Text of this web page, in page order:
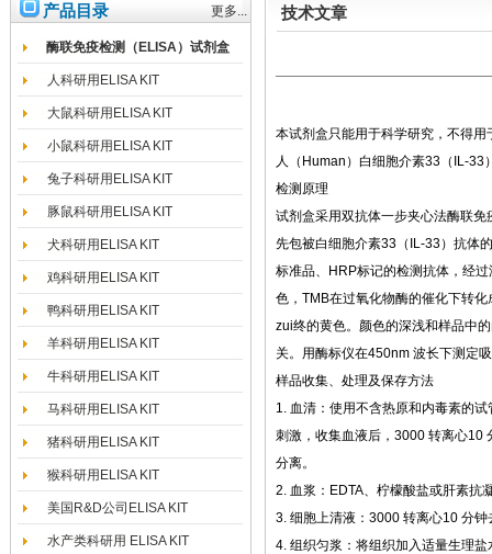
产品目录 更多...
酶联免疫检测（ELISA）试剂盒
人科研用ELISA KIT
大鼠科研用ELISA KIT
小鼠科研用ELISA KIT
兔子科研用ELISA KIT
豚鼠科研用ELISA KIT
犬科研用ELISA KIT
鸡科研用ELISA KIT
鸭科研用ELISA KIT
羊科研用ELISA KIT
牛科研用ELISA KIT
马科研用ELISA KIT
猪科研用ELISA KIT
猴科研用ELISA KIT
美国R&D公司ELISA KIT
水产类科研用 ELISA KIT
技术文章
本试剂盒只能用于科学研究，不得用
人（Human）白细胞介素33（IL-33
检测原理
试剂盒采用双抗体一步夹心法酶联
先包被白细胞介素33（IL-33）抗体
标准品、HRP标记的检测抗体，经
色，TMB在过氧化物酶的催化下转
zui终的黄色。颜色的深浅和样品中
关。用酶标仪在450nm 波长下测定
样品收集、处理及保存方法
1. 血清：使用不含热原和内毒素的
刺激，收集血液后，3000 转离心10
分离。
2. 血浆：EDTA、柠檬酸盐或肝素抗
3. 细胞上清液：3000 转离心10 分
4. 组织匀浆：将组织加入适量生理